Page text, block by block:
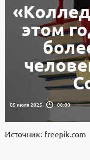
этом
05 июля 2025 08:00
Источник: freepik.com